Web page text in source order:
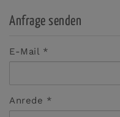
Anfrage senden
E-Mail
Anrede